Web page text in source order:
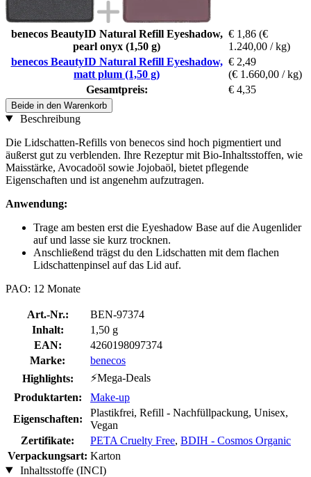
benecos BeautyID Natural Refill Eyeshadow,
pearl onyx (1,50 g)
€ 1,86 (€
1.240,00 / kg)
benecos BeautyID Natural Refill Eyeshadow,
matt plum (1,50 g)
€ 2,49
(€ 1.660,00 / kg)
Gesamtpreis:
€ 4,35
Beide in den Warenkorb
Beschreibung
Die Lidschatten-Refills von benecos sind hoch pigmentiert und
äußerst gut zu verblenden. Ihre Rezeptur mit Bio-Inhaltsstoffen, wie
Maisstärke, Avocadoöl sowie Jojobaöl, bietet pflegende
Eigenschaften und ist angenehm aufzutragen.
Anwendung:
Trage am besten erst die Eyeshadow Base auf die Augenlider
auf und lasse sie kurz trocknen.
Anschließend trägst du den Lidschatten mit dem flachen
Lidschattenpinsel auf das Lid auf.
PAO: 12 Monate
Art.-Nr.:
BEN-97374
Inhalt:
1,50 g
EAN:
4260198097374
Marke:
benecos
Highlights:
⚡Mega-Deals
Produktarten:
Make-up
Eigenschaften:
Plastikfrei, Refill - Nachfüllpackung, Unisex,
Vegan
Zertifikate:
PETA Cruelty Free, BDIH - Cosmos Organic
Verpackungsart: Karton
Inhaltsstoffe (INCI)